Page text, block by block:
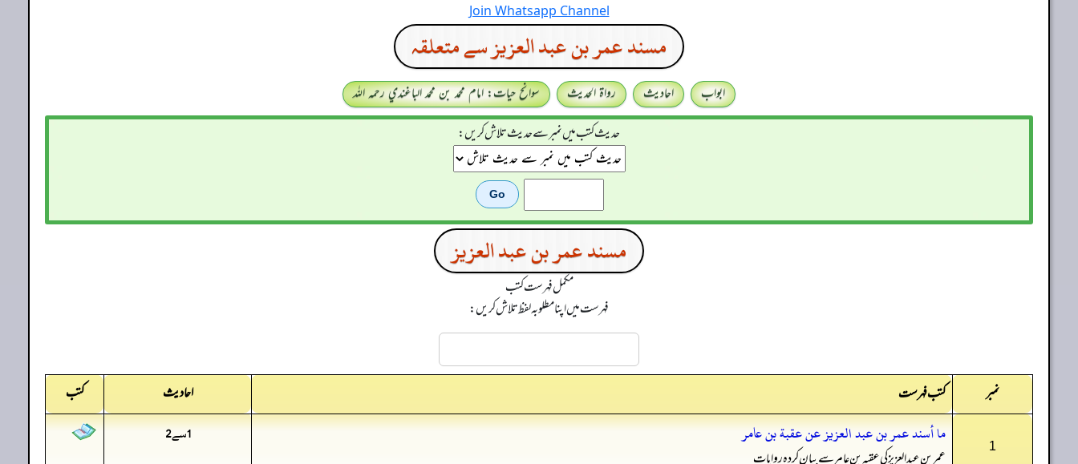
Join Whatsapp Channel
مسند عمر بن عبد العزيز سے متعلقہ
ابواب احادیث رواۃ الحدیث
سوانح حیات: امام محمد بن محمد الباغندي رحمہ اللہ
حدیث کتب میں نمبر سے حدیث تلاش کریں:
مسند عمر بن عبد العزيز
مکمل فہرست کتب
فہرست میں اپنا مطلوبہ لفظ تلاش کریں:
نمبر کتب فہرست احادیث کتب
1 ما أسند عمر بن عبد العزيز عن عقبة بن عامر
عمر بن عبدالعزیز کی عقبہ بن عامر سے بیان کردہ روایات
1سے2